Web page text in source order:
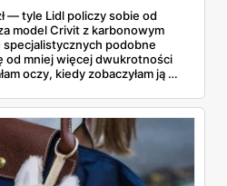
— tyle Lidl policzy sobie od
model Crivit z karbonowym
specjalistycznych podobne
od mniej więcej dwukrotności
oczy, kiedy zobaczyłam ją w
w Polsce: kortów przybywa
szybciej. Sprawdziłam, co
pieniądze i komu taka rakieta